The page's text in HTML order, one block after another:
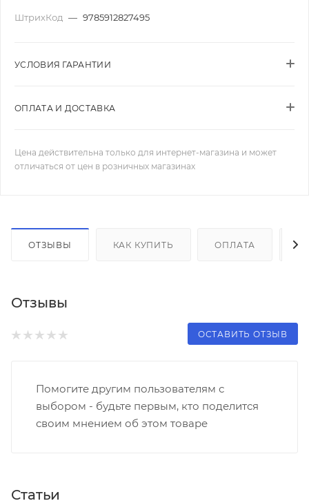
ШтрихКод — 9785912827495
УСЛОВИЯ ГАРАНТИИ
ОПЛАТА И ДОСТАВКА
Цена действительна только для интернет-магазина и может
отличаться от цен в розничных магазинах
ОТЗЫВЫ КАК КУПИТЬ ОПЛАТА
Отзывы
ОСТАВИТЬ ОТЗЫВ
Помогите другим пользователям с
выбором - будьте первым, кто поделится
своим мнением об этом товаре
Статьи